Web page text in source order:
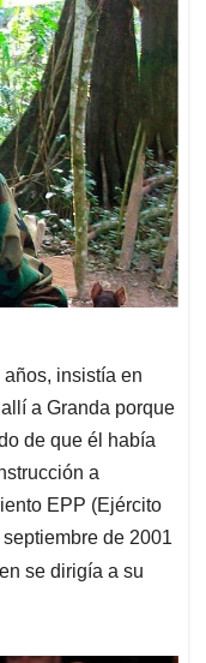
insistía en
a Granda porque
de que él había
a
EPP (Ejército
de 2001
se dirigía a su